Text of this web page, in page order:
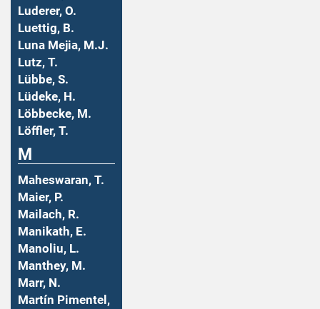
Luderer, O.
Luettig, B.
Luna Mejia, M.J.
Lutz, T.
Lübbe, S.
Lüdeke, H.
Löbbecke, M.
Löffler, T.
M
Maheswaran, T.
Maier, P.
Mailach, R.
Manikath, E.
Manoliu, L.
Manthey, M.
Marr, N.
Martín Pimentel,